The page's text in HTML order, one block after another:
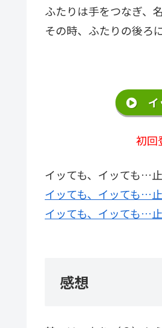
ふたりは手をつなぎ、
その時、ふたりの後ろ
イ
初回
イッても、イッても…
イッても、イッても…
イッても、イッても…
感想